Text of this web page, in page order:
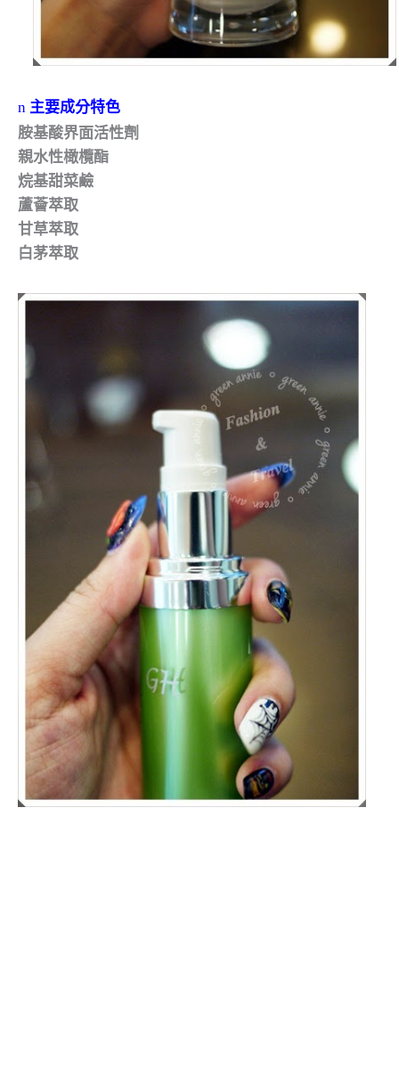
n 主要成分特色
胺基酸界面活性劑
親水性橄欖酯
烷基甜菜鹼
蘆薈萃取
甘草萃取
白茅萃取